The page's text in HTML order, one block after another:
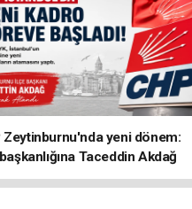
Zeytinburnu'nda yeni dönem:
Taceddin Akdağ